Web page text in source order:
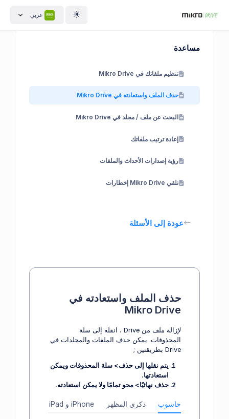
مساعدة
تنظيم ملفاتك في Mikro Drive
حذف الملف واستعادته في Mikro Drive
البحث عن ملف / مجلد في Mikro Drive
إعادة ترتيب ملفاتك
رؤية إصدارات الأحداث والملفات
تلقي Mikro Drive إخطارات
عودة إلى الأسئلة
حذف الملف واستعادته في
Mikro Drive
لإزالة ملف من Drive ، انقله إلى سلة
المحذوفات. يمكن حذف الملفات والمجلدات في
Drive بطريقتين ;
يتم نقلها إلى حذف> سلة المحذوفات ويمكن
استعادتها.
حذف نهائيًا> محو تمامًا ولا يمكن استعادته.
حاسوب ذكري المظهر iPhone و iPad